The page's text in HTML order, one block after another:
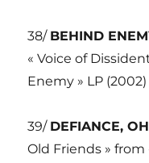
38/ BEHIND
« Voice of
Enemy » LP (2002)
39/ DEFIANCE,
Old Friends » from